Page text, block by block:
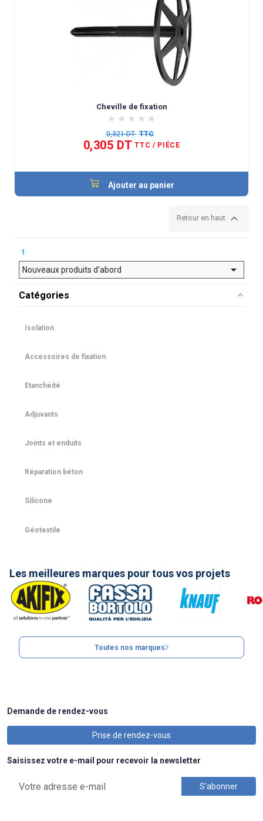
Catégories
Isolation
Accessoires de fixation
Etanchéité
Adjuvants
Joints et enduits
Réparation béton
Silicone
Géotextile
Cheville de fixation
0,321 DT TTC
0,305 DT TTC / PIÉCE
Ajouter au panier
Retour en haut 
1
Nouveaux produits d'abord 
Les meilleures marques pour tous vos projets
Toutes nos marques
Demande de rendez-vous
Prise de rendez-vous
Saisissez votre e-mail pour recevoir la newsletter